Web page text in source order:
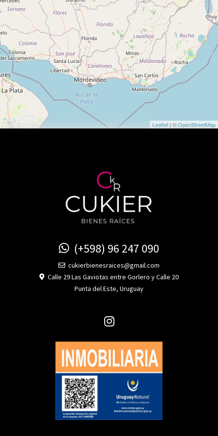
Leaflet | ©OpenStreetMap
(+598) 96 247 090
cukierbienesraices@gmail.com
Calle 29 Las Gaviotas entre Gorlero y Calle 20
Punta del Este, Uruguay